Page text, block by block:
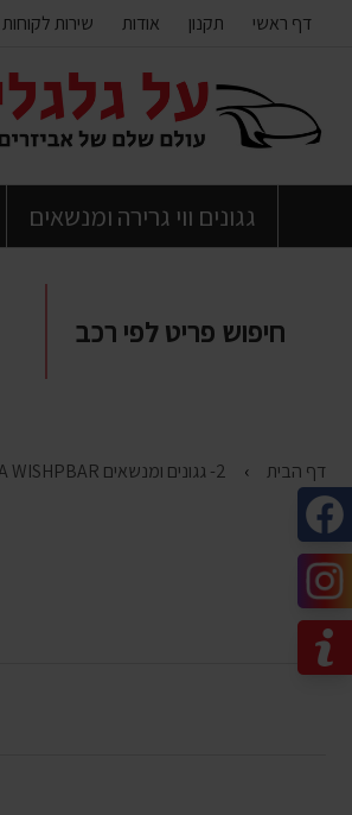
דף ראשי תקנון אודות שירות לקוחות
גגונים ווי גרירה ומנשאים
חיפוש פריט לפי רכב
דף הבית 2- גגונים ומנשאים YAKIMA WISHPBAR